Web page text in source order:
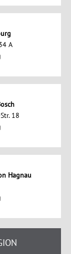
A
18
Hagnau